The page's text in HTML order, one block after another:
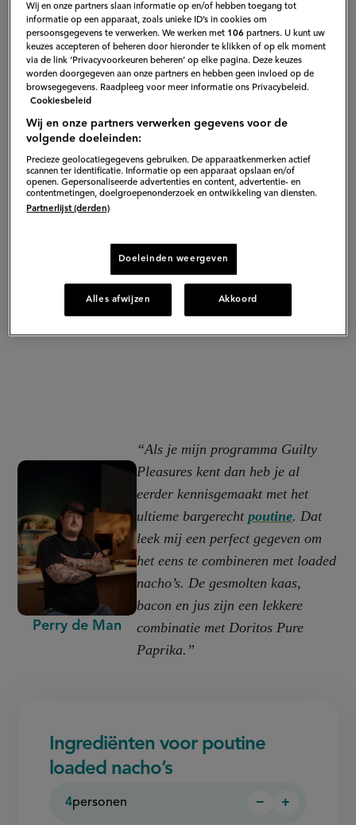
Gepubliceerd op: 15-08-23
Bewerkt op: 13-04-2026
Perry de Man
“Als je mijn programma Guilty
Pleasures kent dan heb je al
eerder kennisgemaakt met het
ultieme bargerechtpoutine. Dat
leek mij een perfect gegeven om
het eens te combineren met loaded
nacho’s. De gesmolten kaas,
bacon en jus zijn een lekkere
combinatie met Doritos Pure
Paprika.”
Ingrediënten voor poutine
loaded nacho’s
4personen
Persoon
−
Persoon
+
Wij en onze partners slaan informatie op en/of hebben toegang tot
informatie op een apparaat, zoals unieke ID’s in cookies om
persoonsgegevens te verwerken. We werken met 106 partners. U kunt uw
keuzes accepteren of beheren door hieronder te klikken of op elk moment
via de link ‘Privacyvoorkeuren beheren’ op elke pagina. Deze keuzes
worden doorgegeven aan onze partners en hebben geen invloed op de
browsegegevens. Raadpleeg voor meer informatie ons Privacybeleid.
Cookiesbeleid
Wij en onze partners verwerken gegevens voor de
volgende doeleinden:
Precieze geolocatiegegevens gebruiken. De apparaatkenmerken actief
scannen ter identificatie. Informatie op een apparaat opslaan en/of
openen. Gepersonaliseerde advertenties en content, advertentie- en
contentmetingen, doelgroepenonderzoek en ontwikkeling van diensten.
Partnerlijst (derden)
Doeleinden weergeven
Alles afwijzen Akkoord